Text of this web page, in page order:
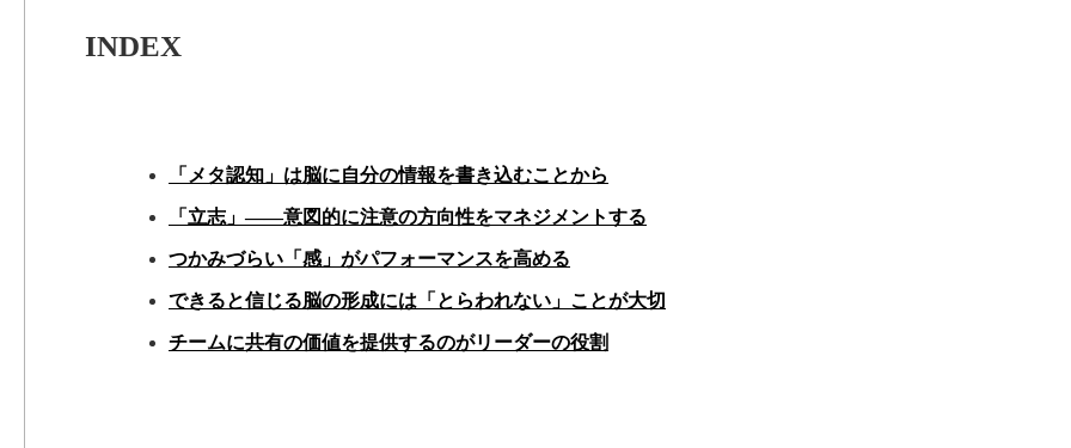
INDEX
「メタ認知」は脳に自分の情報を書き込むことから
「立志」――意図的に注意の方向性をマネジメントする
つかみづらい「感」がパフォーマンスを高める
できると信じる脳の形成には「とらわれない」ことが大切
チームに共有の価値を提供するのがリーダーの役割